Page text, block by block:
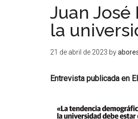
Juan
la
21 de abril de 2023 by
Entrevista publicada en